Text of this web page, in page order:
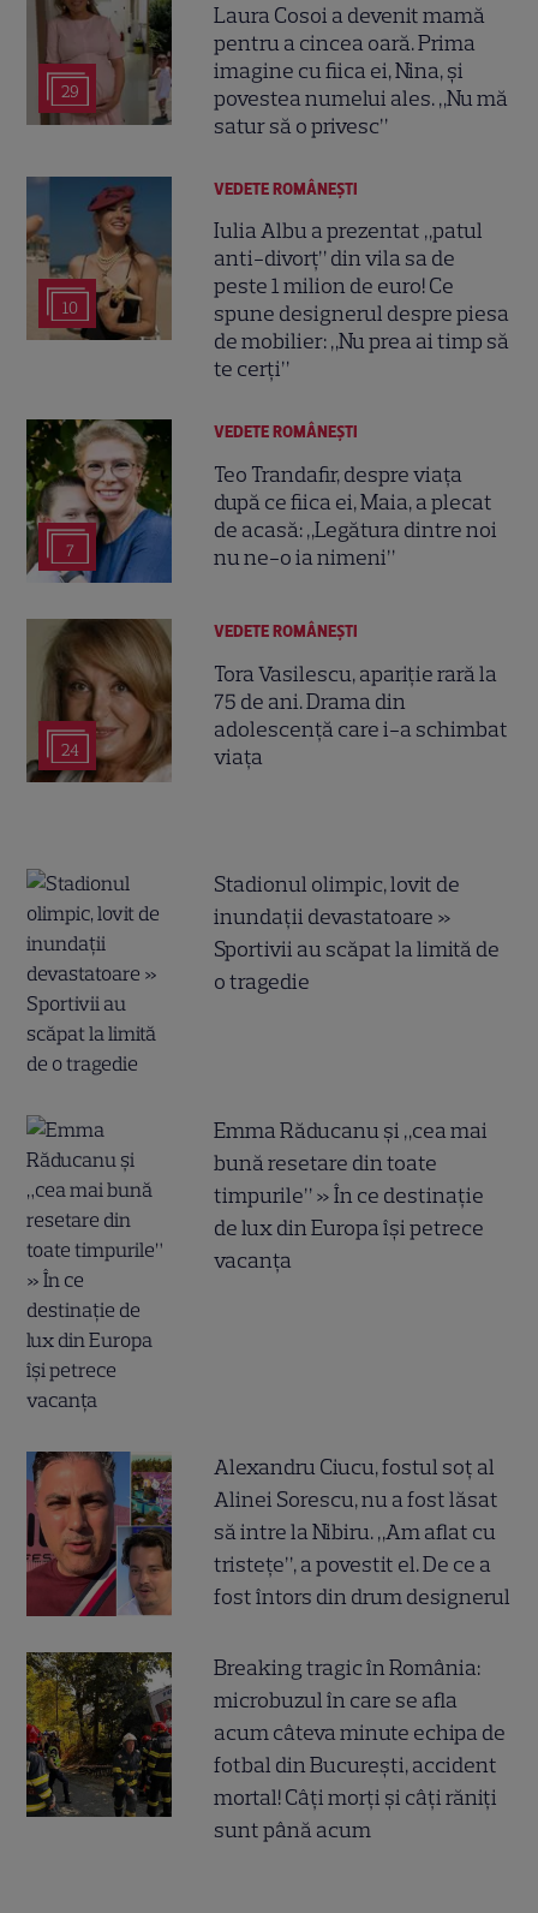
29
Laura Cosoi a devenit mamă
pentru a cincea oară. Prima
imagine cu fiica ei, Nina, și
povestea numelui ales. „Nu mă
satur să o privesc”
10
VEDETE ROMÂNEŞTI
Iulia Albu a prezentat „patul
anti-divorț” din vila sa de
peste 1 milion de euro! Ce
spune designerul despre piesa
de mobilier: „Nu prea ai timp să
te cerți”
7
VEDETE ROMÂNEŞTI
Teo Trandafir, despre viața
după ce fiica ei, Maia, a plecat
de acasă: „Legătura dintre noi
nu ne-o ia nimeni”
24
VEDETE ROMÂNEŞTI
Tora Vasilescu, apariție rară la
75 de ani. Drama din
adolescență care i-a schimbat
viața
Stadionul olimpic, lovit de
inundații devastatoare »
Sportivii au scăpat la limită de
o tragedie
Emma Răducanu și „cea mai
bună resetare din toate
timpurile” » În ce destinație
de lux din Europa își petrece
vacanța
Alexandru Ciucu, fostul soț al
Alinei Sorescu, nu a fost lăsat
să intre la Nibiru. „Am aflat cu
tristețe”, a povestit el. De ce a
fost întors din drum designerul
Breaking tragic în România:
microbuzul în care se afla
acum câteva minute echipa de
fotbal din București, accident
mortal! Câți morți și câți răniți
sunt până acum